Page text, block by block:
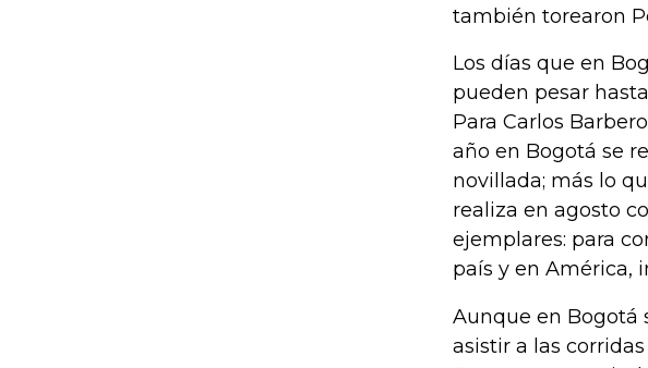
también torearon
Los días que en
pueden pesar
Para Carlos
año en Bogotá se
novillada; más lo
realiza en agosto
ejemplares: para
país y en América,
Aunque en Bogotá
asistir a las